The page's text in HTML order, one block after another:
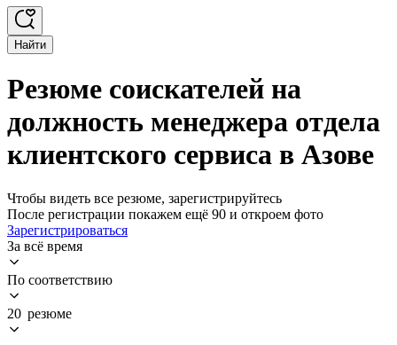
Найти
Резюме соискателей на
должность менеджера отдела
клиентского сервиса в Азове
Чтобы видеть все резюме, зарегистрируйтесь
После регистрации покажем ещё 90 и откроем фото
Зарегистрироваться
За всё время
По соответствию
20 резюме